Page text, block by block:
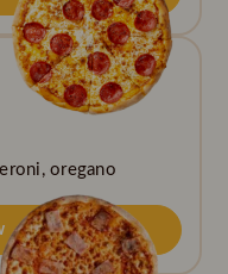
oregano